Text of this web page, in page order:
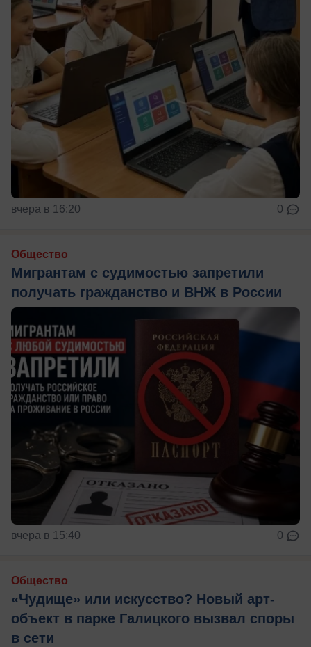
вчера в 16:20 0
Общество
Мигрантам с судимостью запретили
получать гражданство и ВНЖ в России
вчера в 15:40 0
Общество
«Чудище» или искусство? Новый арт-
объект в парке Галицкого вызвал споры
в сети